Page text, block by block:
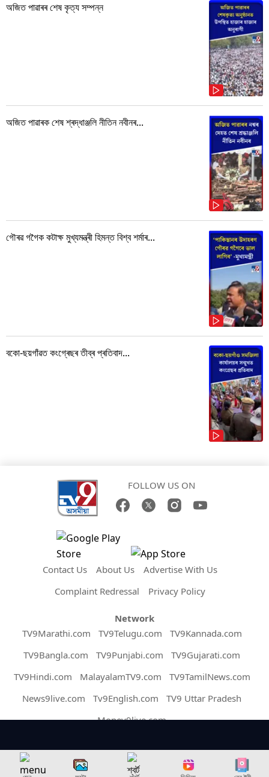
অজিত পাৱাৰৰ শেষ কৃত্য সম্পন্ন
অজিত পাৱাৰক শেষ শ্ৰদ্ধাঞ্জলি নীতিন নবীনৰ...
গৌৰৱ গগৈক কটাক্ষ মুখ্যমন্ত্ৰী হিমন্ত বিশ্ব শৰ্মাৰ...
বকো-ছয়গাঁৱত কংগ্ৰেছৰ তীব্ৰ প্ৰতিবাদ...
FOLLOW US ON
Contact Us About Us
Advertise With Us
Complaint Redressal
Privacy Policy
Network
TV9Marathi.com
TV9Telugu.com
TV9Kannada.com
TV9Bangla.com
TV9Punjabi.com
TV9Gujarati.com
TV9Hindi.com
MalayalamTV9.com
TV9TamilNews.com
News9live.com
Tv9English.com
TV9 Uttar Pradesh
Money9live.com